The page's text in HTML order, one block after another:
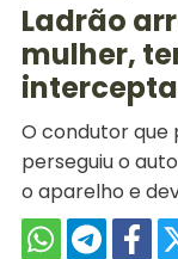
Ladrão
mulher,
O condutor que
perseguiu o
o aparelho e